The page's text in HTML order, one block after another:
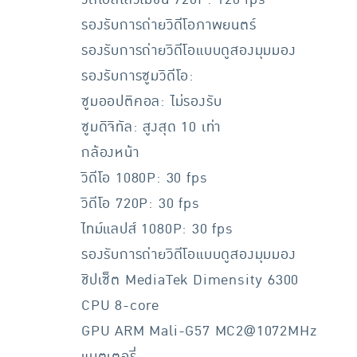
รองรับการถ่ายวิดีโอภาพยนตร์
รองรับการถ่ายวิดีโอแบบดูสองมุมมอง
รองรับการซูมวิดีโอ:
ซูมออปติคอล: ไม่รองรับ
ซูมดิจิทัล: สูงสุด 10 เท่า
กล้องหน้า
วิดีโอ 1080P: 30 fps
วิดีโอ 720P: 30 fps
ไทม์แลปส์ 1080P: 30 fps
รองรับการถ่ายวิดีโอแบบดูสองมุมมอง
ชิปเซ็ต MediaTek Dimensity 6300
CPU 8-core
GPU ARM Mali-G57 MC2@1072MHz